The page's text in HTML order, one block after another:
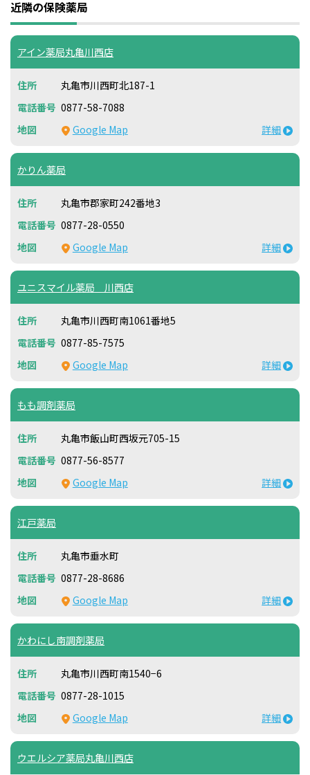
近隣の保険薬局
アイン薬局丸亀川西店
丸亀市川西町北187-1
0877-58-7088
Google Map
詳細
かりん薬局
丸亀市郡家町242番地3
0877-28-0550
Google Map
詳細
ユニスマイル薬局 川西店
丸亀市川西町南1061番地5
0877-85-7575
Google Map
詳細
もも調剤薬局
丸亀市飯山町西坂元705-15
0877-56-8577
Google Map
詳細
江戸薬局
丸亀市垂水町
0877-28-8686
Google Map
詳細
かわにし南調剤薬局
丸亀市川西町南1540−6
0877-28-1015
Google Map
詳細
ウエルシア薬局丸亀川西店